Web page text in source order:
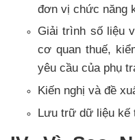
đơn vị chức năng
Giải trình số liệu
cơ quan thuế,
yêu cầu của phụ
Kiến nghị và đề
Lưu trữ dữ liệu kế